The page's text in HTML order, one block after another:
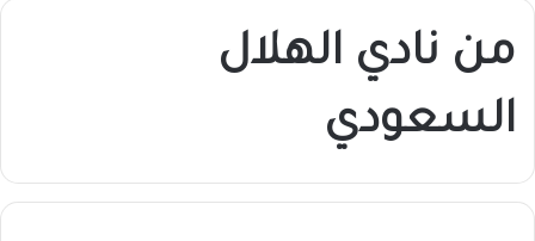
من نادي الهلال
السعودي